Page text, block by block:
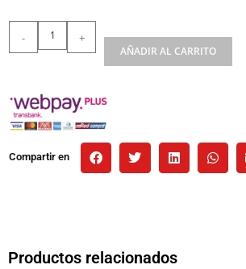
- +
AÑADIR AL CARRITO
Compartir en
Productos relacionados